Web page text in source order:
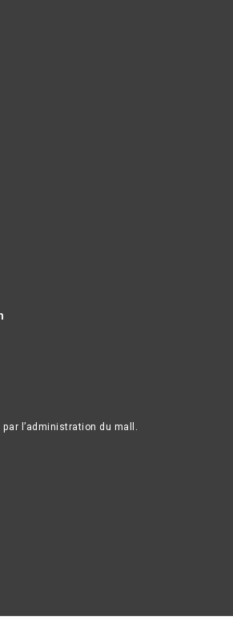
l’administration du mall.